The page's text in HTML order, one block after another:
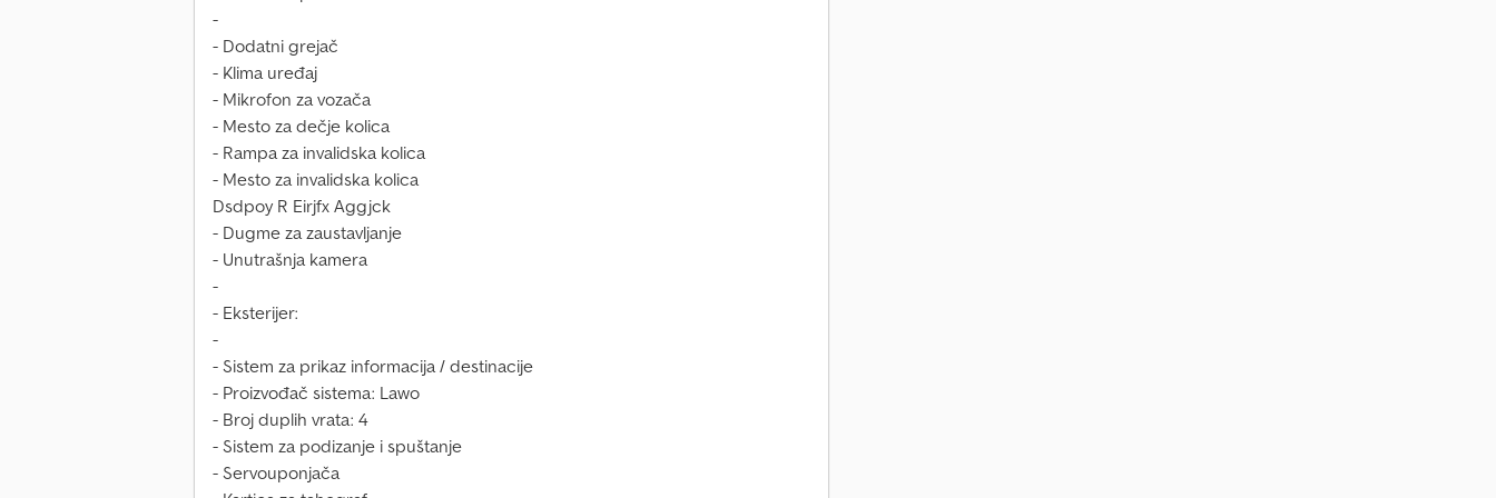
-
- Dodatni grejač
- Klima uređaj
- Mikrofon za vozača
- Mesto za dečje kolica
- Rampa za invalidska kolica
- Mesto za invalidska kolica
Dsdpoy R Eirjfx Aggjck
- Dugme za zaustavljanje
- Unutrašnja kamera
-
- Eksterijer:
-
- Sistem za prikaz informacija / destinacije
- Proizvođač sistema: Lawo
- Broj duplih vrata: 4
- Sistem za podizanje i spuštanje
- Servouponjača